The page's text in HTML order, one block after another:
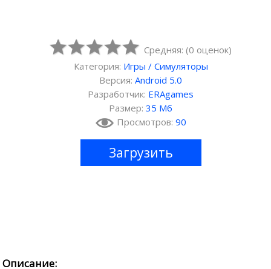
Средняя: (0 оценок)
Категория: Игры / Симуляторы
Версия:Android 5.0
Разработчик: ERAgames
Размер:35 Мб
Просмотров: 90
Загрузить
Описание: